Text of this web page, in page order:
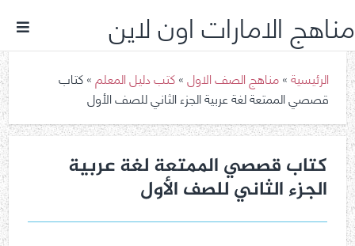
مناهج الامارات اون لاين
الرئيسية»مناهج الصف الاول»كتب دليل المعلم»كتاب
قصصي الممتعة لغة عربية الجزء الثاني للصف الأول
كتاب قصصي الممتعة لغة عربية
الجزء الثاني للصف الأول